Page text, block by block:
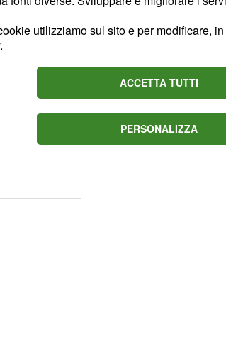
uno svenimento,
da Don Anselmo
continua a farneticare.
a chiedere aiuto per
intanto,
e Francisca con la
utilizziamo sul sito e per modificare,
.
ACCETTA TUTTI
PERSONALIZZA